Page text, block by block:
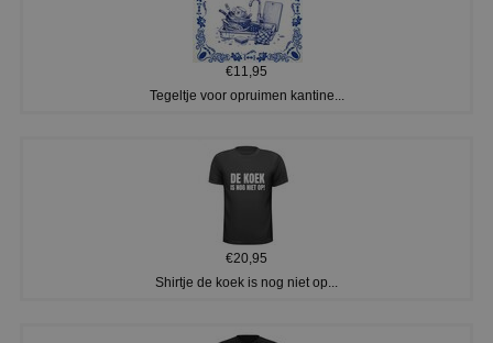
€11,95
Tegeltje voor opruimen kantine...
€20,95
Shirtje de koek is nog niet op...